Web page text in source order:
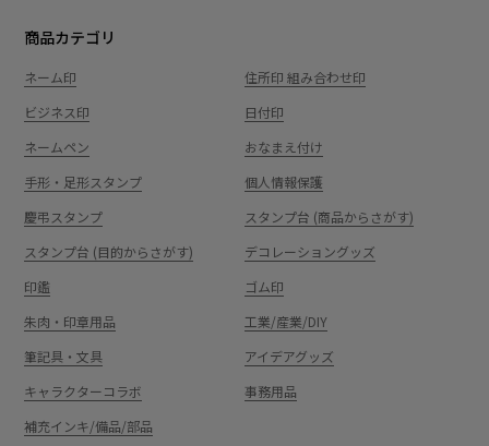
商品カテゴリ
ネーム印
住所印 組み合わせ印
ビジネス印
日付印
ネームペン
おなまえ付け
手形・足形スタンプ
個人情報保護
慶弔スタンプ
スタンプ台 (商品からさがす)
スタンプ台 (目的からさがす)
デコレーショングッズ
印鑑
ゴム印
朱肉・印章用品
工業/産業/DIY
筆記具・文具
アイデアグッズ
キャラクターコラボ
事務用品
補充インキ/備品/部品